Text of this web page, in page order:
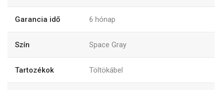
Garancia idő 6 hónap
Szín Space Gray
Tartozékok Töltökábel